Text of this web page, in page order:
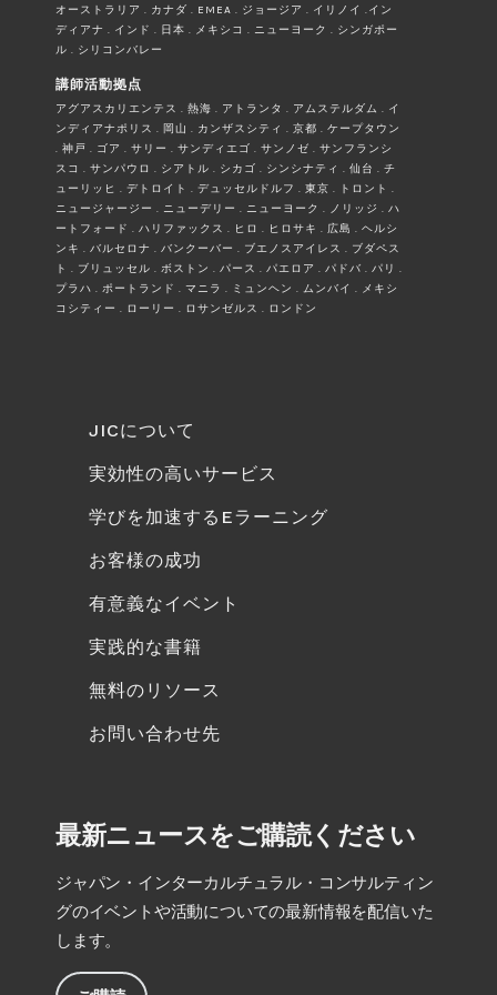
オーストラリア . カナダ . EMEA . ジョージア . イリノイ .イン
ディアナ . インド . 日本 . メキシコ . ニューヨーク . シンガポー
ル . シリコンバレー
講師活動拠点
アグアスカリエンテス . 熱海 . アトランタ . アムステルダム . イ
ンディアナポリス . 岡山 . カンザスシティ . 京都 . ケープタウン
. 神戸 . ゴア . サリー . サンディエゴ . サンノゼ . サンフランシ
スコ . サンパウロ . シアトル . シカゴ . シンシナティ . 仙台 . チ
ューリッヒ . デトロイト . デュッセルドルフ . 東京 . トロント .
ニュージャージー . ニューデリー . ニューヨーク . ノリッジ . ハ
ートフォード . ハリファックス . ヒロ . ヒロサキ . 広島 . ヘルシ
ンキ . バルセロナ . バンクーバー . ブエノスアイレス . ブダペス
ト . ブリュッセル . ボストン . パース . パエロア . パドバ . パリ .
プラハ . ポートランド . マニラ . ミュンヘン . ムンバイ . メキシ
コシティー . ローリー . ロサンゼルス . ロンドン
JICについて
実効性の高いサービス
学びを加速するEラーニング
お客様の成功
有意義なイベント
実践的な書籍
無料のリソース
お問い合わせ先
最新ニュースをご購読ください
ジャパン・インターカルチュラル・コンサルティン
グのイベントや活動についての最新情報を配信いた
します。